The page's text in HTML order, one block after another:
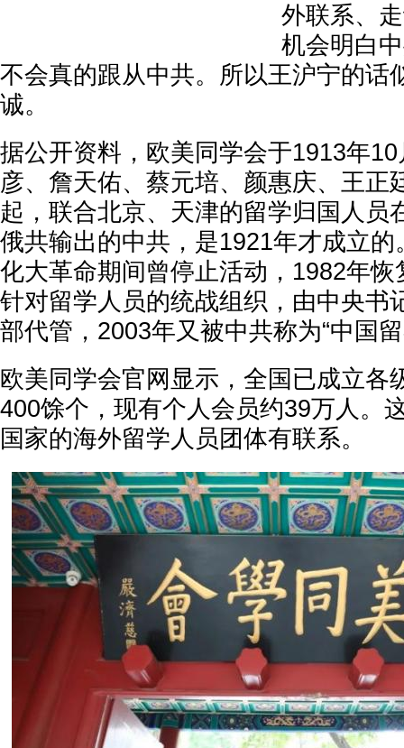
外联系、
机会明白
不会真的跟从中共。所以王沪宁的话
诚。
据公开资料，欧美同学会于1913年
彦、詹天佑、蔡元培、颜惠庆、王正
起，联合北京、天津的留学归国人员
俄共输出的中共，是1921年才成立
化大革命期间曾停止活动，1982年
针对留学人员的统战组织，由中央书
部代管，2003年又被中共称为“中国
欧美同学会官网显示，全国已成立各
400馀个，现有个人会员约39万人。
国家的海外留学人员团体有联系。